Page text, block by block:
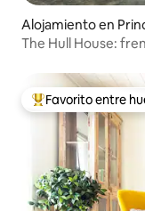
Alojamiento en
The Hull House:
Favorito entre
Favorito entre